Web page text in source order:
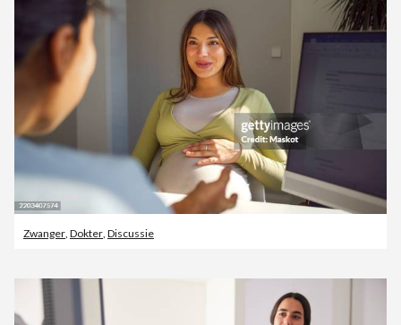
Zwanger, Dokter, Discussie